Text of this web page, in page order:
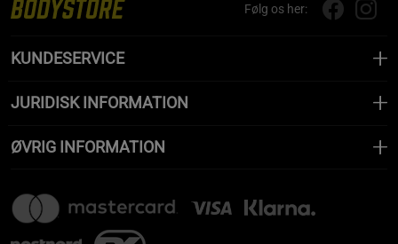
Følg os her:
KUNDESERVICE
JURIDISK INFORMATION
ØVRIG INFORMATION